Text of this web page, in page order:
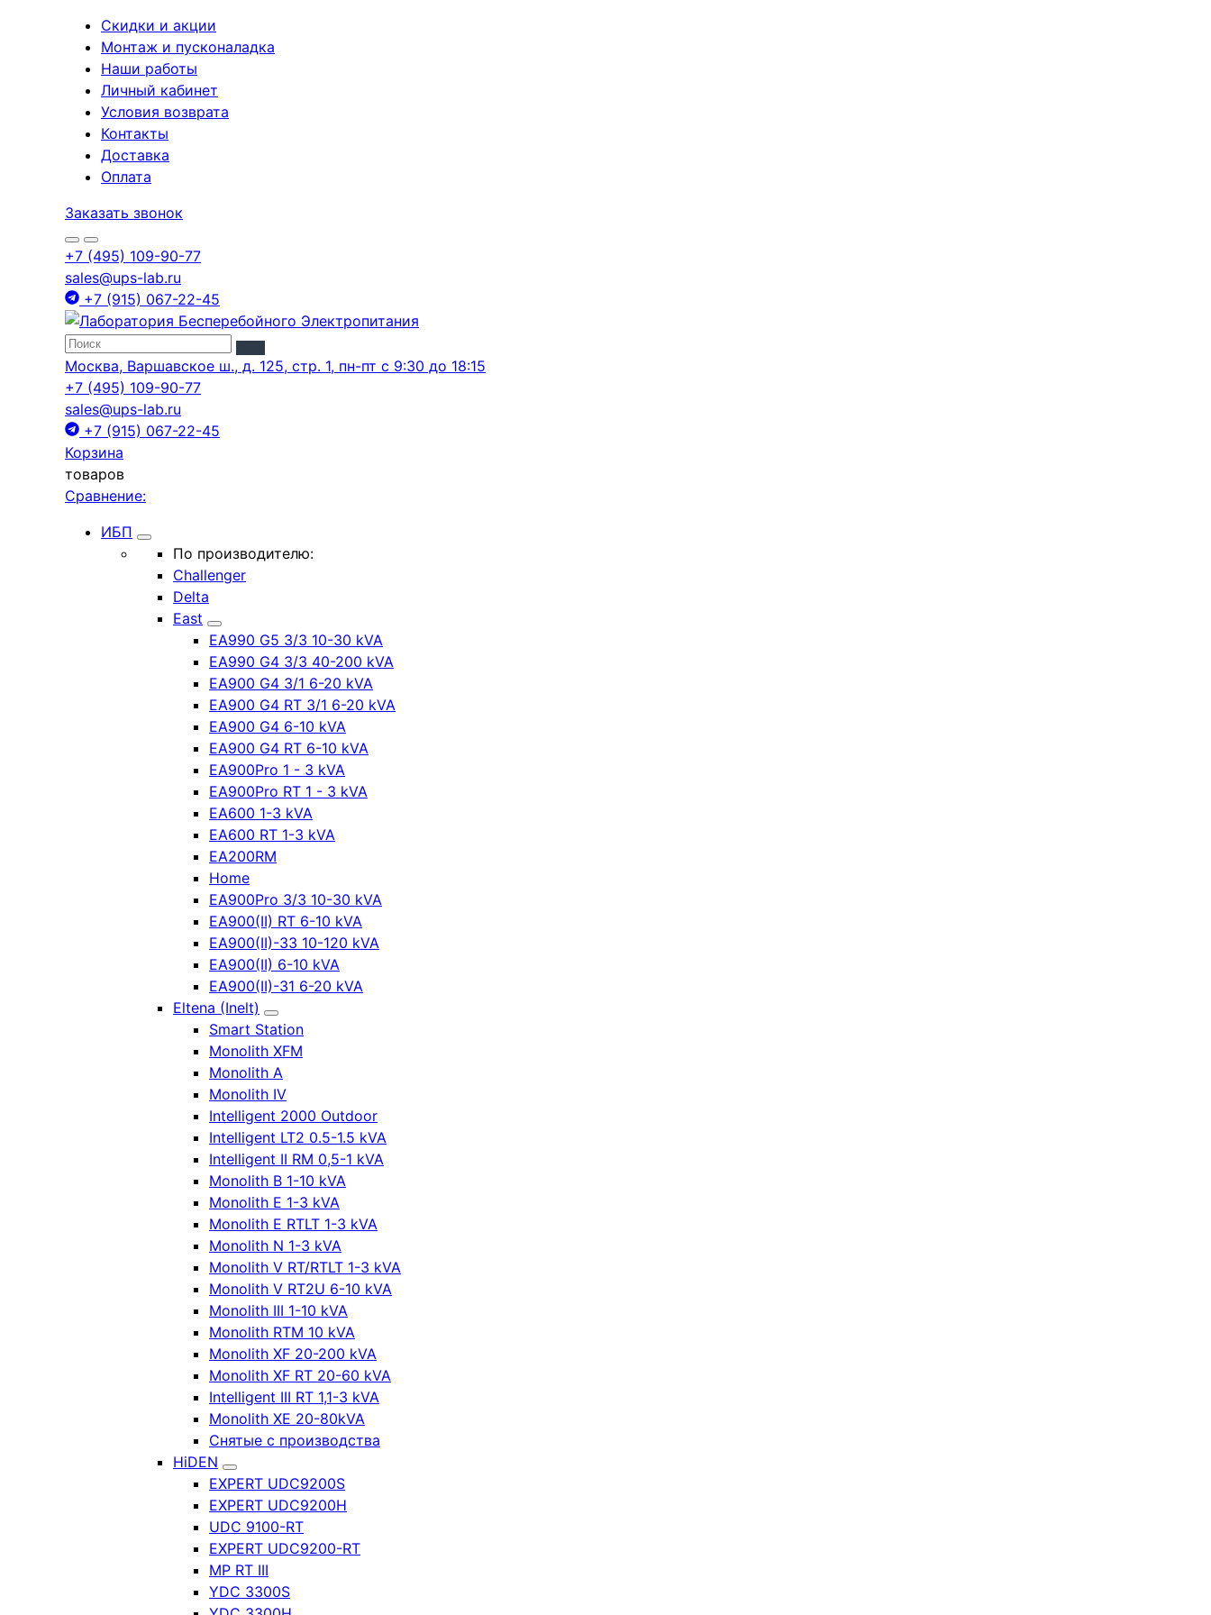
Скидки и акции
Монтаж и пусконаладка
Наши работы
Личный кабинет
Условия возврата
Контакты
Доставка
Оплата
Заказать звонок
+7 (495) 109-90-77
sales@ups-lab.ru
+7 (915) 067-22-45
Москва, Варшавское ш., д. 125, стр. 1, пн-пт с 9:30 до 18:15
+7 (495) 109-90-77
sales@ups-lab.ru
+7 (915) 067-22-45
Корзина
товаров
Сравнение:
ИБП
По производителю:
Challenger
Delta
East
EA990 G5 3/3 10-30 kVA
EA990 G4 3/3 40-200 kVA
EA900 G4 3/1 6-20 kVA
EA900 G4 RT 3/1 6-20 kVA
EA900 G4 6-10 kVA
EA900 G4 RT 6-10 kVA
EA900Pro 1 - 3 kVA
EA900Pro RT 1 - 3 kVA
EA600 1-3 kVA
EA600 RT 1-3 kVA
EA200RM
Home
EA900Pro 3/3 10-30 kVA
EA900(II) RT 6-10 kVA
EA900(II)-33 10-120 kVA
EA900(II) 6-10 kVA
EA900(II)-31 6-20 kVA
Eltena (Inelt)
Smart Station
Monolith XFM
Monolith A
Monolith IV
Intelligent 2000 Outdoor
Intelligent LT2 0.5-1.5 kVA
Intelligent II RM 0,5-1 kVA
Monolith B 1-10 kVA
Monolith E 1-3 kVA
Monolith E RTLT 1-3 kVA
Monolith N 1-3 kVA
Monolith V RT/RTLT 1-3 kVA
Monolith V RT2U 6-10 kVA
Monolith III 1-10 kVA
Monolith RTM 10 kVA
Monolith XF 20-200 kVA
Monolith XF RT 20-60 kVA
Intelligent III RT 1,1-3 kVA
Monolith XE 20-80kVA
Снятые с производства
HiDEN
EXPERT UDC9200S
EXPERT UDC9200H
UDC 9100-RT
EXPERT UDC9200-RT
MP RT III
YDC 3300S